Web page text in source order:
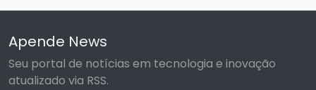
Apende News
Seu portal de notícias em tecnologia e inovação
atualizado via RSS.